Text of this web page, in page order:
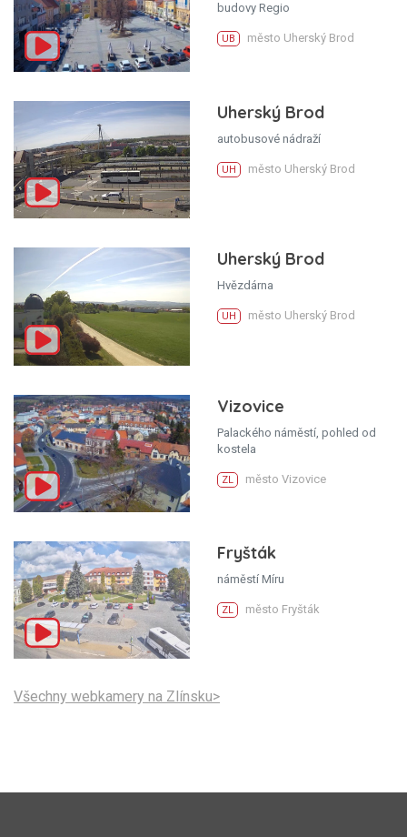
budovy Regio
UB město Uherský Brod
Uherský Brod
autobusové nádraží
UH město Uherský Brod
Uherský Brod
Hvězdárna
UH město Uherský Brod
Vizovice
Palackého náměstí, pohled od
kostela
ZL město Vizovice
Fryšták
náměstí Míru
ZL město Fryšták
Všechny webkamery na Zlínsku>